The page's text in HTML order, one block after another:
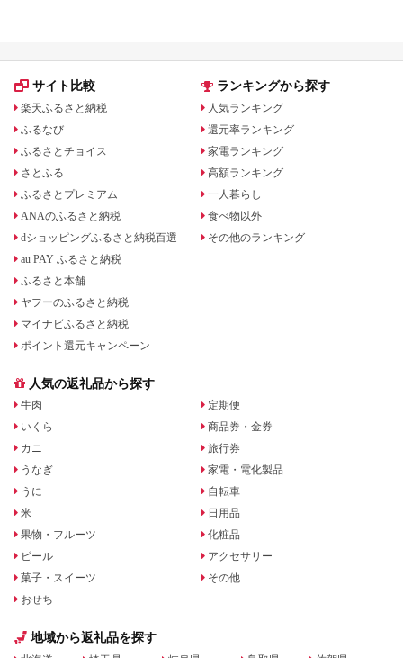
サイト比較
楽天ふるさと納税
ふるなび
ふるさとチョイス
さとふる
ふるさとプレミアム
ANAのふるさと納税
dショッピングふるさと納税百選
au PAY ふるさと納税
ふるさと本舗
ヤフーのふるさと納税
マイナビふるさと納税
ポイント還元キャンペーン
ランキングから探す
人気ランキング
還元率ランキング
家電ランキング
高額ランキング
一人暮らし
食べ物以外
その他のランキング
人気の返礼品から探す
牛肉
いくら
カニ
うなぎ
うに
米
果物・フルーツ
ビール
菓子・スイーツ
おせち
定期便
商品券・金券
旅行券
家電・電化製品
自転車
日用品
化粧品
アクセサリー
その他
地域から返礼品を探す